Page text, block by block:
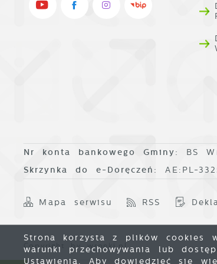
Nr konta bankowego Gminy: BS
Skrzynka do e-Doręczeń:AE:PL-
Mapa serwisu RSS
Copyright by wronki.pl
Strona korzysta z plików cookies
warunki przechowywania lub
Ustawienia. Aby dowiedzieć się